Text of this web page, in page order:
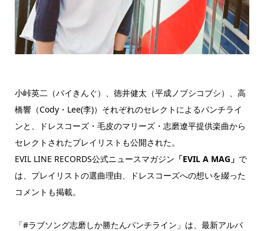
小峠英二（バイきんぐ）、徳井健太（平成ノブシコブシ）、高
橋響（Cody・Lee(李)）それぞれのセレクトによるパンチライ
ンと、ドレスコーズ・毛皮のマリーズ・志磨遼平提供楽曲から
セレクトされたプレイリストも公開された。
EVIL LINE RECORDS公式ニュースマガジン 「EVIL A MAG」 で
は、プレイリストの選曲理由、ドレスコーズへの想いを綴った
コメントも掲載。
「#ラブソング志磨しか勝たんパンチライン」は、最新アルバ